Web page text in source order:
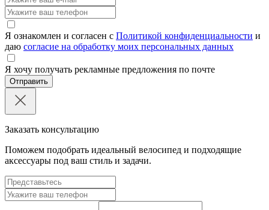
Я ознакомлен и согласен с Политикой конфиденциальности и
даю согласие на обработку моих персональных данных
Я хочу получать рекламные предложения по почте
Отправить
Заказать консультацию
Поможем подобрать идеальный велосипед и подходящие
аксессуары под ваш стиль и задачи.